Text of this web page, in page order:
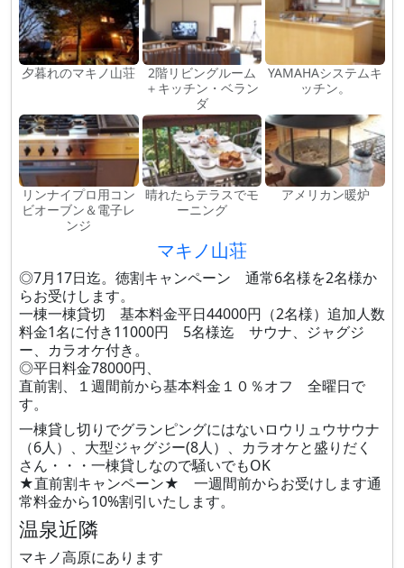
夕暮れのマキノ山荘
2階リビングルーム
＋キッチン・ベラン
ダ
YAMAHAシステムキ
ッチン。
リンナイプロ用コン
ビオーブン＆電子レ
ンジ
晴れたらテラスでモ
ーニング
アメリカン暖炉
マキノ山荘
◎7月17日迄。徳割キャンペーン 通常6名様を2名様か
らお受けします。
一棟一棟貸切 基本料金平日44000円（2名様）追加人数
料金1名に付き11000円 5名様迄 サウナ、ジャグジ
ー、カラオケ付き。
◎平日料金78000円、
直前割、１週間前から基本料金１０％オフ 全曜日で
す。
一棟貸し切りでグランピングにはないロウリュウサウナ
（6人）、大型ジャグジー(8人）、カラオケと盛りだく
さん・・・一棟貸しなので騒いでもOK
★直前割キャンペーン★ 一週間前からお受けします通
常料金から10%割引いたします。
温泉近隣
マキノ高原にあります